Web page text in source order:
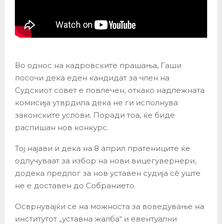
Во однос на кадровските прашања, Гаши
посочи дека еден кандидат за член на
Судскиот совет е повлечен, откако надлежната
комисија утврдила дека не ги исполнува
законските услови. Поради тоа, ќе биде
распишан нов конкурс.
Тој најави и дека на 8 април пратениците ќе
одлучуваат за избор на нови вицегувернери,
додека предлог за нов уставен судија сѐ уште
не е доставен до Собранието.
Осврнувајќи се на можноста за воведување на
институтот „уставна жалба“ и евентуални